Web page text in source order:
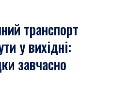
транспорт
у вихідні:
завчасно